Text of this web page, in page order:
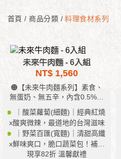
首頁/ 商品分類 /料理食材系列
未來牛肉麵 - 6入組
NT$ 1,560
🟠【未來牛肉麵系列】素食、
無蛋奶、無五辛，內含0.5%當
｜酸菜蘿蔔(細麵)｜經典紅燒
x酸爽微辣，最道地的台灣滋味
｜野菜百匯(寬麵)｜清甜高纖
x鮮味爽口，脆口蔬菜包！補充
滿滿纖維
現享82折 溫馨獻禮